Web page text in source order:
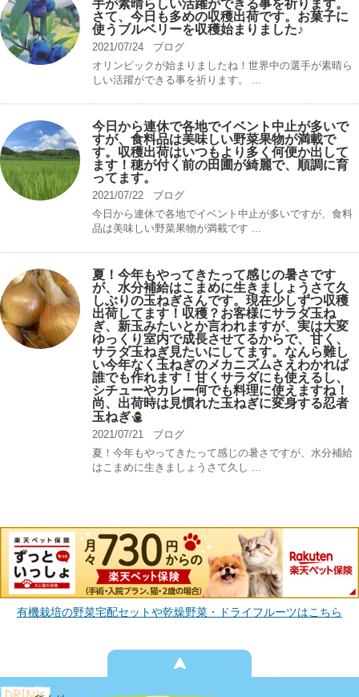
手が素晴らしい活躍ができる事を祈ります。
さて、今日も多めの収穫出荷です。お菓子に
使うブルベリーを収穫始まりました♪
2021/07/24
ブログ
オリンピックが始まりましたね！世界中の選手が素晴ら
しい活躍ができる事を祈ります。 ...
今日から連休で各地でイベント中止が多いで
すが、食料品は美味しい野菜果物が満載で
す。収穫出荷はいつもより多く何便か出して
ます！穂が付く前の田圃が綺麗で、順調に育
ってます。
2021/07/22
ブログ
今日から連休で各地でイベント中止が多いですが、食料
品は美味しい野菜果物が満載です ...
夏！今年もやってきたって感じの暑さです
が、水分補給はこまめに生きましょうさて久
しぶりの玉ねぎさんです。現在少しずつ収穫
出荷してます！収穫？お客様にサラダ玉ね
ぎ、新玉みたいとか言われますが、実は大変
ゆっくり室内で成長させてるからで、甘く、
サラダ玉ねぎ見たいにしてます。なんら難し
い今年なく玉ねぎのメカニズムさえわかれば
誰でも作れます！甘くサラダにも使えるし、
シチューやカレー何でも料理に使えますね！
尚、出荷時は見慣れた玉ねぎに変身する忍者
玉ねぎ
2021/07/21
ブログ
夏！今年もやってきたって感じの暑さですが、水分補給
はこまめに生きましょうさて久し ...
有機栽培の野菜宅配セットや乾燥野菜・ドライフルーツはこちら